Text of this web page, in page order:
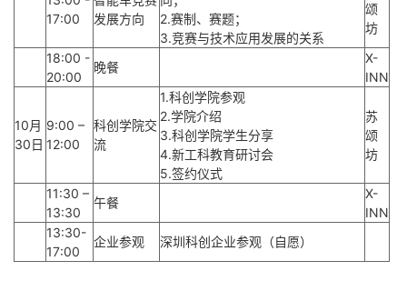
17:00
发展方向
2.赛制、赛题；
3.竞赛与技术应用发展的关系
颂
坊
18:00 -
20:00
晚餐
X-
INN
10月
30日
9:00 –
12:00
科创学院交
流
1.科创学院参观
2.学院介绍
3.科创学院学生分享
4.新工科教育研讨会
5.签约仪式
苏
颂
坊
11:30 –
13:30
午餐
X-
INN
13:30-
17:00
企业参观 深圳科创企业参观（自愿）